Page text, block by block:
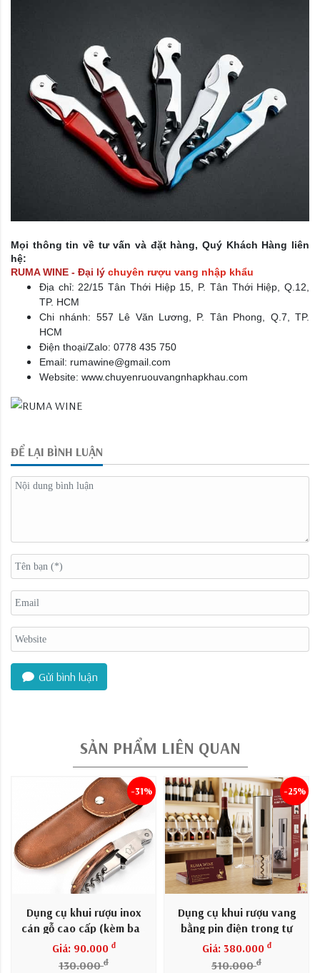
Mọi thông tin về tư vấn và đặt hàng, Quý Khách Hàng liên
hệ:
RUMA WINE - Đại lý chuyên rượu vang nhập khẩu
Địa chỉ: 22/15 Tân Thới Hiệp 15, P. Tân Thới Hiệp, Q.12,
TP. HCM
Chi nhánh: 557 Lê Văn Lương, P. Tân Phong, Q.7, TP.
HCM
Điện thoại/Zalo: 0778 435 750
Email: rumawine@gmail.com
Website: www.chuyenruouvangnhapkhau.com
ĐỂ LẠI BÌNH LUẬN
Gửi bình luận
SẢN PHẨM LIÊN QUAN
Dụng cụ khui rượu inox
cán gỗ cao cấp (kèm bao
da)
Giá: 90.000 đ
130.000đ
-31%
Dụng cụ khui rượu vang
bằng pin điện trong tự
động
Giá: 380.000 đ
510.000đ
-25%